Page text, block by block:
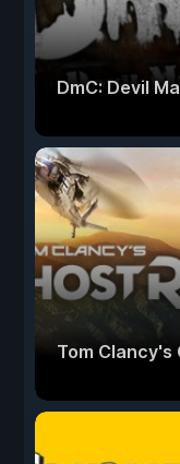
DmC: Devil
Tom Clancy's